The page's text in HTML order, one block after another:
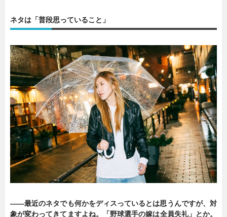
ネタは「普段思っていること」
——最近のネタでも何かをディスっているとは思うんですが、対
象が変わってきてますよね。「野球選手の嫁は全員失礼」とか。